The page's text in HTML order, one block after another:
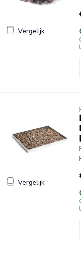
Vergelijk
Vergelijk